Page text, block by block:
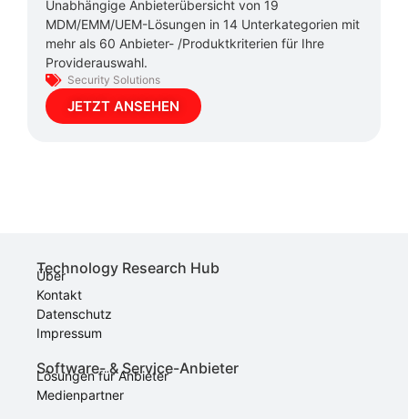
Unabhängige Anbieterübersicht von 19
MDM/EMM/UEM-Lösungen in 14 Unterkategorien mit
mehr als 60 Anbieter- /Produktkriterien für Ihre
Providerauswahl.
Security Solutions
JETZT ANSEHEN
Technology Research Hub
Über
Kontakt
Datenschutz
Impressum
Software- & Service-Anbieter
Lösungen für Anbieter
Medienpartner